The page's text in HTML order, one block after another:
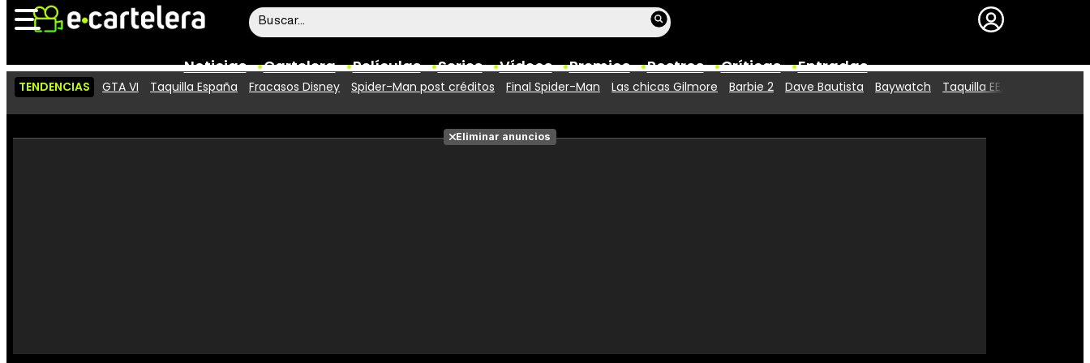
Noticias Cartelera Películas Series Vídeos Premios Rostros Críticas Entradas
Vídeos
Taquilla Fotos
Premios
TENDENCIAS GTA VI Taquilla España Fracasos Disney Spider-Man post créditos Final Spider-Man Las chicas Gilmore Barbie 2 Dave Bautista Baywatch Taquilla EE.UU.
Eliminar anuncios